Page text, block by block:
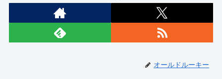
オールドルーキー